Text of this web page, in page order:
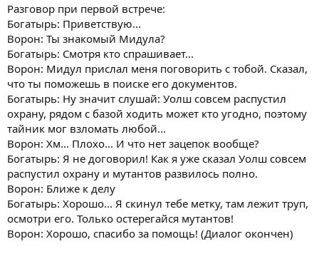
Разговор при первой встрече:
Богатырь: Приветствую...
Ворон: Ты знакомый Мидула?
Богатырь: Смотря кто спрашивает...
Ворон: Мидул прислал меня поговорить с тобой. Сказал,
что ты поможешь в поиске его документов.
Богатырь: Ну значит слушай: Уолш совсем распустил
охрану, рядом с базой ходить может кто угодно, поэтому
тайник мог взломать любой...
Ворон: Хм... Плохо... И что нет зацепок вообще?
Богатырь: Я не договорил! Как я уже сказал Уолш совсем
распустил охрану и мутантов развилось полно.
Ворон: Ближе к делу
Богатырь: Хорошо... Я скинул тебе метку, там лежит труп,
осмотри его. Только остерегайся мутантов!
Ворон: Хорошо, спасибо за помощь! (Диалог окончен)